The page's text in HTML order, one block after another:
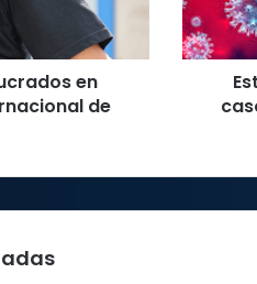
en
de
nuevos
de
prueba